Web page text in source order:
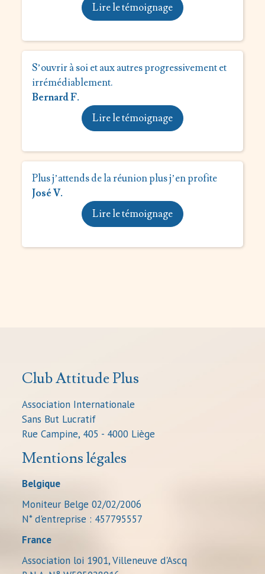
Lire le témoignage
S’ouvrir à soi et aux autres progressivement et
irrémédiablement.
Bernard F.
Lire le témoignage
Plus j’attends de la réunion plus j’en profite
José V.
Lire le témoignage
Club Attitude Plus
Association Internationale
Sans But Lucratif
Rue Campine, 405 - 4000 Liège
Mentions légales
Belgique
Moniteur Belge 02/02/2006
N* d'entreprise : 457795557
France
Association loi 1901, Villeneuve d'Ascq